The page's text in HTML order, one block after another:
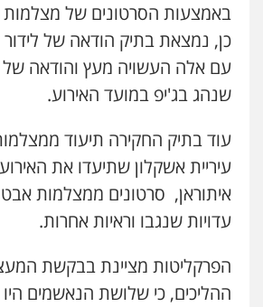
באמצעות הסרטונים של
כן, נמצאת בתיק הודאה של לידור
עם אלה העשויה מעץ והודאה של
שנהג בג'יפ במועד האירוע.
עוד בתיק החקירה תיעוד
עיריית אשקלון שתיעדו את
איתוראן, סרטונים ממצלמות
עדויות שנגבו וראיות אחרות.
הפרקליטות מציינת בבקשת
ההליכים, כי שלושת הנאשמים
עו"ד אייל אביטל
פלילי פשיעה חמורה
0544712201
משפט פלילי פשיעה
0524282442
כבריאן, מזר – משרד
0543986802